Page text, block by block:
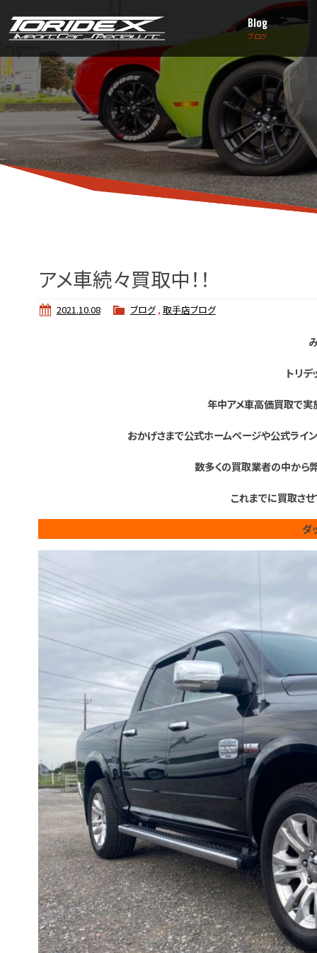
Blog
ブログ
アメ車続々買取中！！
2021.10.08 ブログ, 取手店ブログ
トリ
年中アメ車高価買取で実
おかげさまで公式ホームページや公式ライ
数多くの買取業者の中から
これまでに買取さ
ダ